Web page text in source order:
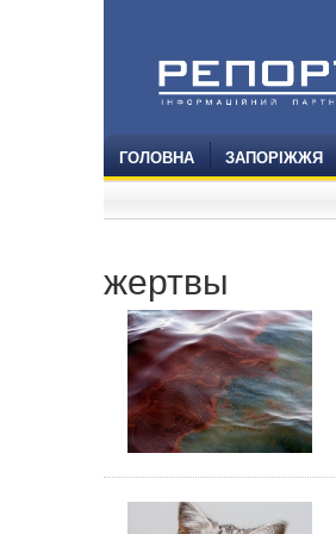
ГОЛОВНА ЗАПОРІЖЖЯ
жертвы